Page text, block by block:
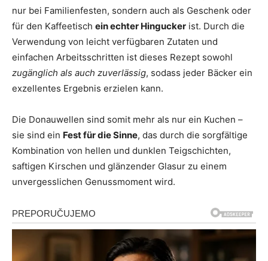
nur bei Familienfesten, sondern auch als Geschenk oder
für den Kaffeetisch ein echter Hingucker ist. Durch die
Verwendung von leicht verfügbaren Zutaten und
einfachen Arbeitsschritten ist dieses Rezept sowohl
zugänglich als auch zuverlässig, sodass jeder Bäcker ein
exzellentes Ergebnis erzielen kann.
Die Donauwellen sind somit mehr als nur ein Kuchen –
sie sind ein Fest für die Sinne, das durch die sorgfältige
Kombination von hellen und dunklen Teigschichten,
saftigen Kirschen und glänzender Glasur zu einem
unvergesslichen Genussmoment wird.